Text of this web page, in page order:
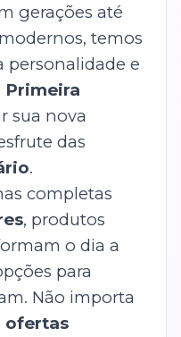
gerações até
temos
personalidade e
Primeira
sua nova
das
.
completas
, produtos
o dia a
para
Não importa
ofertas